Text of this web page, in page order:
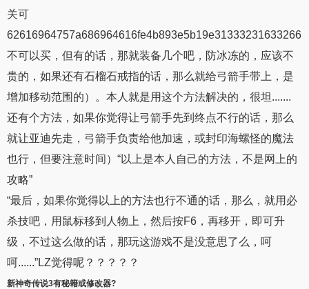
关可
62616964757a686964616fe4b893e5b19e31333231633266
不可以买，但有的话，那就装备几个吧，防冰冻的，应该不
贵的，如果还有石榴石戒指的话，那么就给弓箭手带上，是
增加移动范围的）。本人就是用这个方法解决的，很坦.......
还有个方法，如果你觉得让弓箭手先到终点不行的话，那么
就让亚迪先走，弓箭手负责给他加速，或封印海螺怪的魔法
也行，但要注意时间）“以上是本人自己的方法，不是网上的
攻略”
“最后，如果你觉得以上的方法也行不通的话，那么，就用必
杀技吧，用鼠标移到人物上，然后按F6，再移开，即可升
级，不过这么做的话，那玩这游戏不是没意思了么，呵
呵......”LZ觉得呢？？？？？
新神奇传说3有秘籍或修改器?